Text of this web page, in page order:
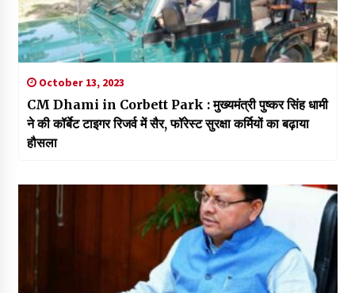
October 13, 2023
CM Dhami in Corbett Park : मुख्यमंत्री पुष्कर सिंह धामी
ने की कॉर्बेट टाइगर रिजर्व में सैर, फॉरेस्ट सुरक्षा कर्मियों का बढ़ाया
हौसला